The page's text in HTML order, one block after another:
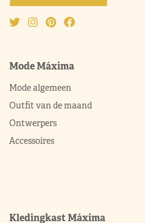
Mode Máxima
Mode algemeen
Outfit van de maand
Ontwerpers
Accessoires
Kledingkast Máxima